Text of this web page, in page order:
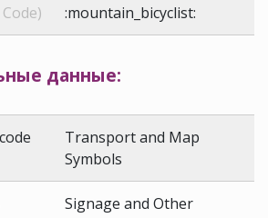
:mountain_bicyclist:
данные:
Transport and Map
Symbols
Signage and Other